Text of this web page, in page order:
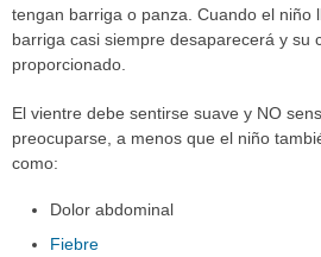
tengan barriga o panza. Cuando el niño
barriga casi siempre desaparecerá y su
proporcionado.
El vientre debe sentirse suave y NO
preocuparse, a menos que el niño
como:
Dolor abdominal
Fiebre